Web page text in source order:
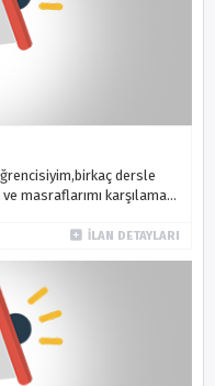
dersle
masraflarımı karşılamak
İLAN DETAYLARI